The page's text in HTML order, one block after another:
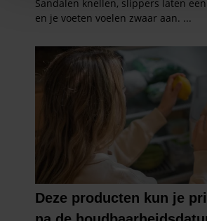
personaliseren, om functies voor
en om ons websiteverkeer te
partners voor social media,
partners kunnen deze gegevens
informatie die u aan ze heeft verstrekt
verzameld op basis van uw gebruik
gaat akkoord met onze cookies als u